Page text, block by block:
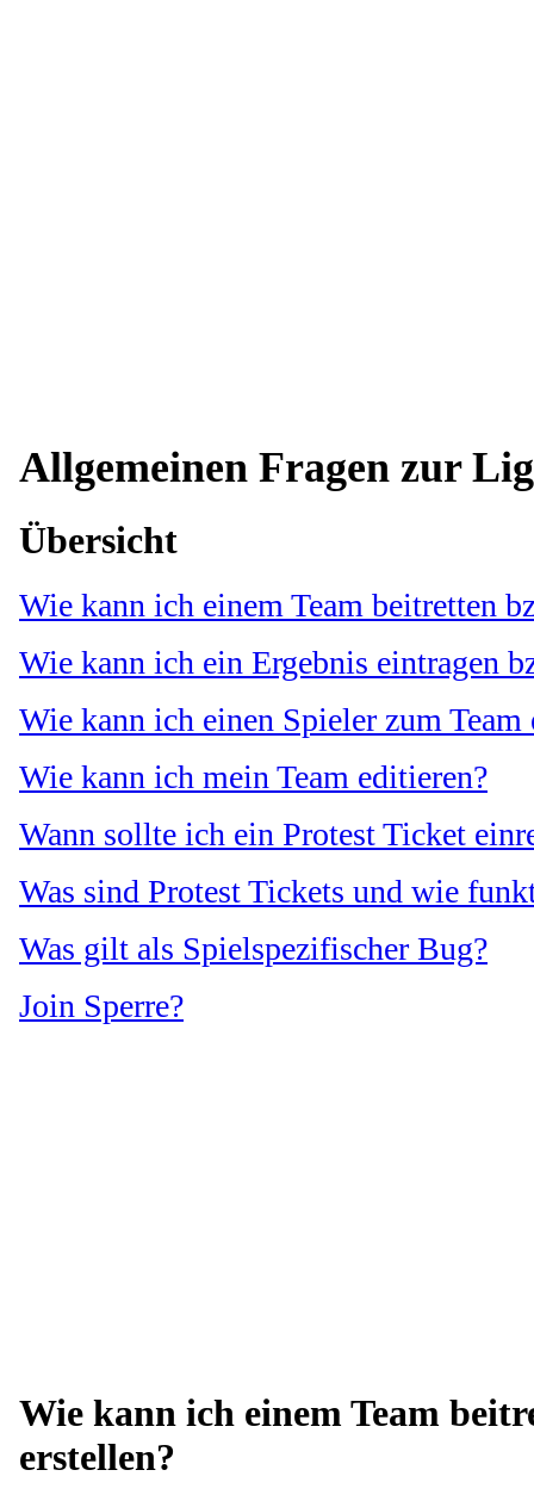
Allgemeinen Fragen zur
Übersicht
Wie kann ich einem Team beitretten
Wie kann ich ein Ergebnis eintragen
Wie kann ich einen Spieler zum Team
Wie kann ich mein Team editieren?
Wann sollte ich ein Protest Ticket
Was sind Protest Tickets und wie
Was gilt als Spielspezifischer Bug?
Join Sperre?
Wie kann ich einem Team
erstellen?